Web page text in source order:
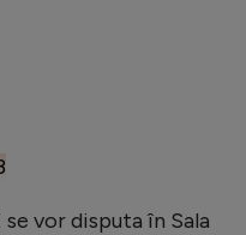
vor disputa în Sala